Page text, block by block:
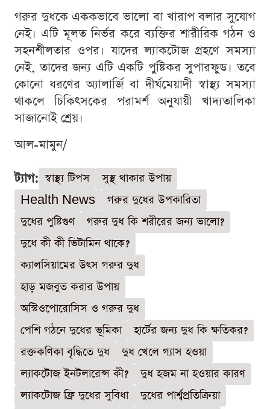
গরুর দুধকে এককভাবে ভালো বা খারাপ বলার সুযোগ
নেই। এটি মূলত নির্ভর করে ব্যক্তির শারীরিক গঠন ও
সহনশীলতার ওপর। যাদের ল্যাকটোজ গ্রহণে সমস্যা
নেই, তাদের জন্য এটি একটি পুষ্টিকর সুপারফুড। তবে
কোনো ধরণের অ্যালার্জি বা দীর্ঘমেয়াদী স্বাস্থ্য সমস্যা
থাকলে চিকিৎসকের পরামর্শ অনুযায়ী খাদ্যতালিকা
সাজানোই শ্রেয়।
আল-মামুন/
ট্যাগ: স্বাস্থ্য টিপস
সুস্থ থাকার উপায়
Health News
গরুর দুধের উপকারিতা
দুধের পুষ্টিগুণ
গরুর দুধ কি শরীরের জন্য ভালো?
দুধে কী কী ভিটামিন থাকে?
ক্যালসিয়ামের উৎস গরুর দুধ
হাড় মজবুত করার উপায়
অস্টিওপোরোসিস ও গরুর দুধ
পেশি গঠনে দুধের ভূমিকা
হার্টের জন্য দুধ কি ক্ষতিকর?
রক্তকণিকা বৃদ্ধিতে দুধ
দুধ খেলে গ্যাস হওয়া
ল্যাকটোজ ইনটলারেন্স কী?
দুধ হজম না হওয়ার কারণ
ল্যাকটোজ ফ্রি দুধের সুবিধা
দুধের পার্শ্বপ্রতিক্রিয়া